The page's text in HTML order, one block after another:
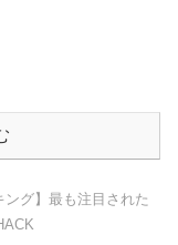
ング】最も注目された